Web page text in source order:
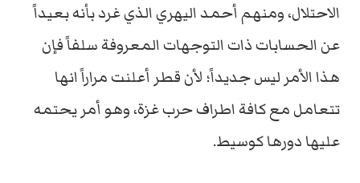
الاحتلال، ومنهم أحمد اليهري الذي غرد بأنه بعيداً
عن الحسابات ذات التوجهات المعروفة سلفاً فإن
هذا الأمر ليس جديداً؛ لأن قطر أعلنت مراراً انها
تتعامل مع كافة اطراف حرب غزة، وهو أمر يحتمه
عليها دورها كوسيط.